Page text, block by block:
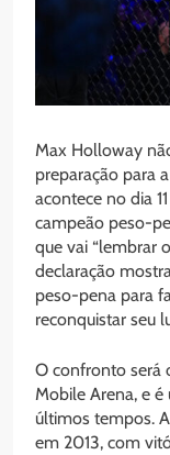
Max Holloway
preparação para
acontece no dia
campeão peso-
que vai “lembrar
declaração
peso-pena para
reconquistar seu
O confronto será
Mobile Arena, e é
últimos tempos.
em 2013, com